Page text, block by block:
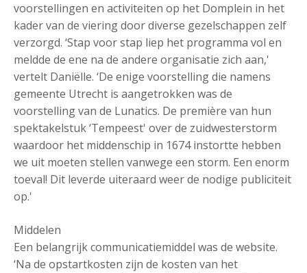
voorstellingen en activiteiten op het Domplein in het
kader van de viering door diverse gezelschappen zelf
verzorgd. ‘Stap voor stap liep het programma vol en
meldde de ene na de andere organisatie zich aan,'
vertelt Daniëlle. ‘De enige voorstelling die namens
gemeente Utrecht is aangetrokken was de
voorstelling van de Lunatics. De première van hun
spektakelstuk ‘Tempeest' over de zuidwesterstorm
waardoor het middenschip in 1674 instortte hebben
we uit moeten stellen vanwege een storm. Een enorm
toeval! Dit leverde uiteraard weer de nodige publiciteit
op.'
Middelen
Een belangrijk communicatiemiddel was de website.
‘Na de opstartkosten zijn de kosten van het